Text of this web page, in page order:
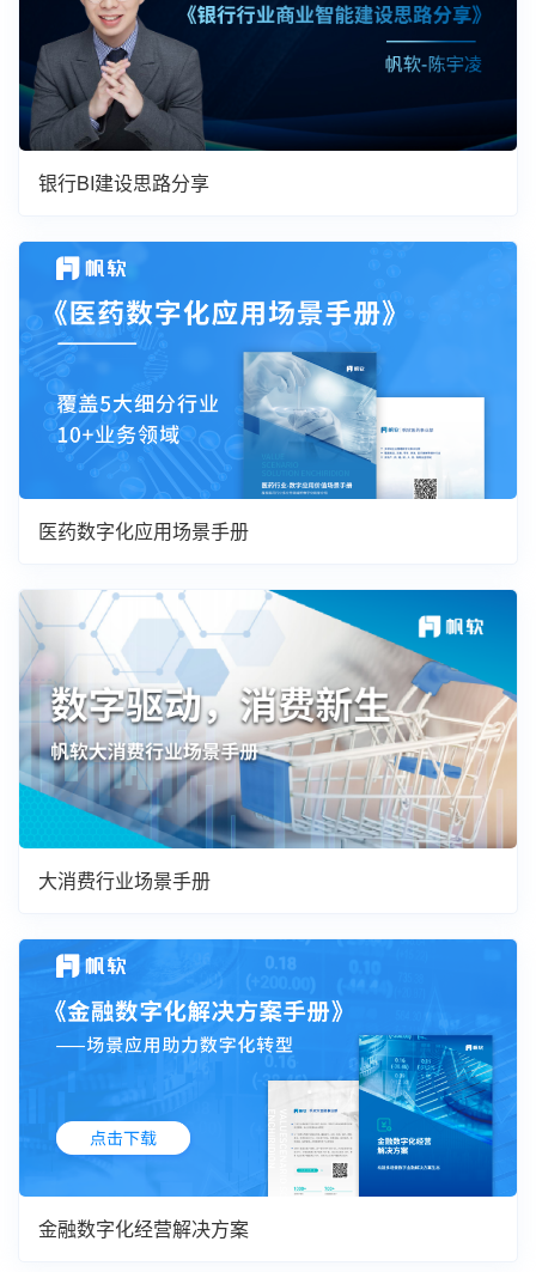
银行BI建设思路分享
医药数字化应用场景手册
大消费行业场景手册
金融数字化经营解决方案